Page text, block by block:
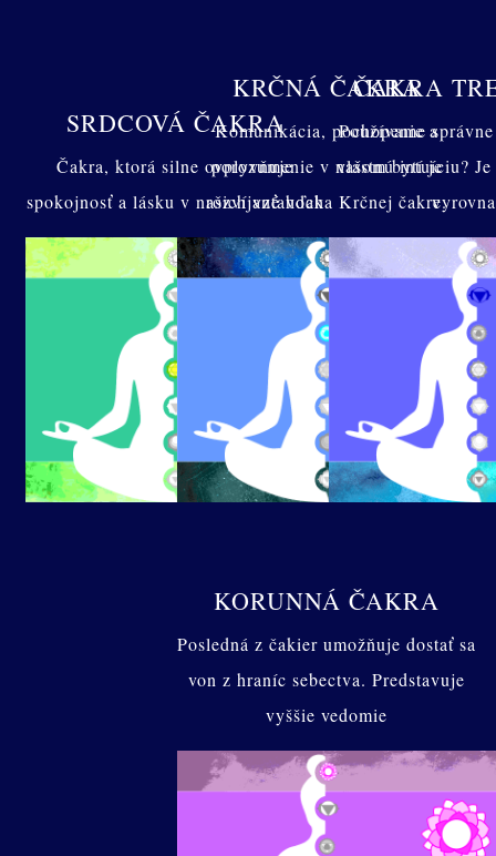
SRDCOVÁ ČAKRA
Čakra, ktorá silne ovplyvňuje
spokojnosť a lásku v našich vzťahoch
KRČNÁ ČAKRA
Komunikácia, pochopenie a
porozumenie v našom bytí je
rozvíjané vďaka Krčnej čakre.
ČAKRA
Používame
vlastnú intuíciu?
KORUNNÁ ČAKRA
Posledná z čakier umožňuje dostať sa
von z hraníc sebectva. Predstavuje
vyššie vedomie